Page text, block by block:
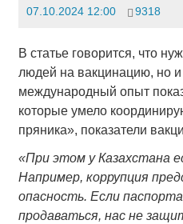
07.10.2024 12:00 9318
В статье говорится, что
людей на вакцинацию, но и
международный опыт
которые умело
пряника», показатели
«При этом у Казахстана
Например, коррупция
опасность. Если
продаваться, нас не